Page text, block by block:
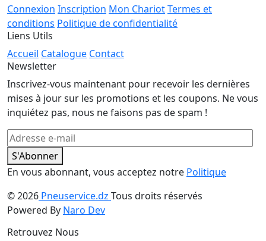
Connexion Inscription Mon ChariotTermes et
conditions Politique de confidentialité
Liens Utils
Accueil Catalogue Contact
Newsletter
Inscrivez-vous maintenant pour recevoir les dernières
mises à jour sur les promotions et les coupons. Ne vous
inquiétez pas, nous ne faisons pas de spam !
S'Abonner
En vous abonnant, vous acceptez notre Politique
© 2026 Pneuservice.dz Tous droits réservés
Powered By Naro Dev
Retrouvez Nous